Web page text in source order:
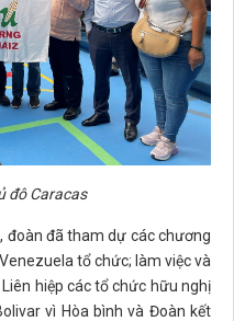
đô Caracas
đoàn đã tham dự các chương
tổ chức; làm việc và
hiệp các tổ chức hữu nghị
vì Hòa bình và Đoàn kết